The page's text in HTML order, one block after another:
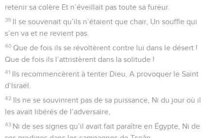
retenir sa colère Et n’éveillait pas toute sa fureur.
39 Il se souvenait qu’ils n’étaient que chair, Un souffle qui
s’en va et ne revient pas.
40 Que de fois ils se révoltèrent contre lui dans le désert !
Que de fois ils l’attristèrent dans la solitude !
41 Ils recommencèrent à tenter Dieu, A provoquer le Saint
d’Israël.
42 Ils ne se souvinrent pas de sa puissance, Ni du jour où il
les avait libérés de l’adversaire,
43 Ni de ses signes qu’il avait fait paraître en Égypte, Ni de